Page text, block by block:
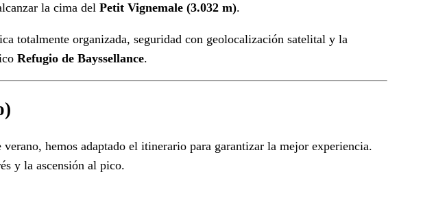
la cima del Petit Vignemale (3.032 m).
totalmente organizada, seguridad con geolocalización satelital y la
Refugio de Bayssellance.
hemos adaptado el itinerario para garantizar la mejor experiencia.
y la ascensión al pico.